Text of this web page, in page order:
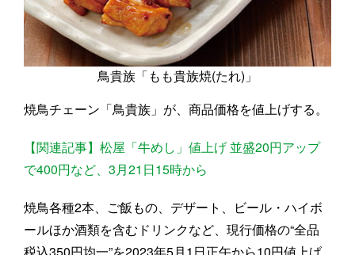
鳥貴族「もも貴族焼(たれ)」
焼鳥チェーン「鳥貴族」が、商品価格を値上げする。
【関連記事】松屋「牛めし」値上げ 並盛20円アップ
で400円など、3月21日15時から
焼鳥各種2本、ご飯もの、デザート、ビール・ハイボ
ールほか酒類を含むドリンクなど、現行価格の“全品